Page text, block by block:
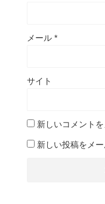
メール *
サイト
新しいコメント
新しい投稿をメ